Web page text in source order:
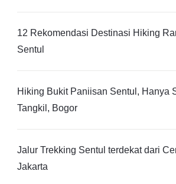
12 Rekomendasi Destinasi Hiking
Sentul
Hiking Bukit Paniisan Sentul, Hanya
Tangkil, Bogor
Jalur Trekking Sentul terdekat dari
Jakarta